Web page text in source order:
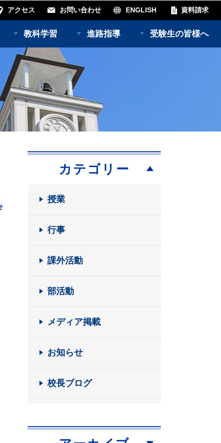
アクセス お問い合わせ ENGLISH 資料請求
教科学習 進路指導 受験生の皆様へ
カテゴリー
授業
行事
課外活動
部活動
メディア掲載
お知らせ
校長ブログ